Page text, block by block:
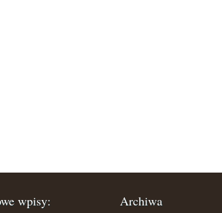
wpisy: Archiwa